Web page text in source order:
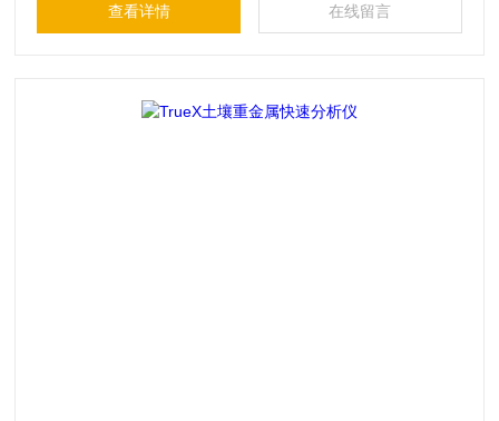
处理和测试。查看详情 在线留言